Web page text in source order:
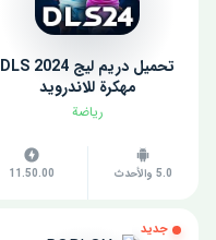
تحميل دريم ليج 2024 DLS
مهكرة للاندرويد
رياضة
5.0 والأحدث 11.50.00
جديد